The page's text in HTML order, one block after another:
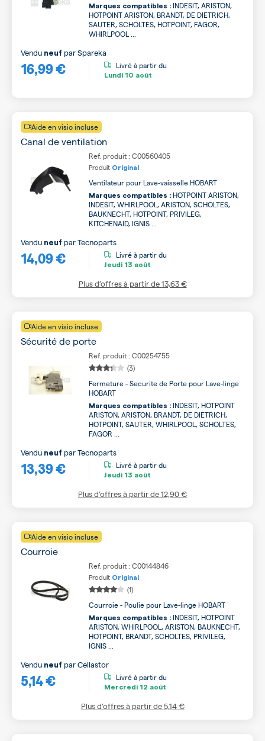
Marques compatibles : INDESIT, ARISTON,
HOTPOINT ARISTON, BRANDT, DE DIETRICH,
SAUTER, SCHOLTES, HOTPOINT, FAGOR,
WHIRLPOOL ...
16,99 €
Vendu neuf parSpareka
Livré à partir du
Lundi 10 août
Aide en visio incluse
Canal de ventilation
Ref. produit : C00560405
Produit Original
Ventilateur pour Lave-vaisselle HOBART
Marques compatibles : HOTPOINT ARISTON,
INDESIT, WHIRLPOOL, ARISTON, SCHOLTES,
BAUKNECHT, HOTPOINT, PRIVILEG,
KITCHENAID, IGNIS ...
14,09 €
Vendu neuf parTecnoparts
Livré à partir du
Jeudi 13 août
Plus d’offres à partir de13,63 €
Aide en visio incluse
Sécurité de porte
Ref. produit : C00254755
(3)
Fermeture - Securite de Porte pour Lave-linge
HOBART
Marques compatibles : INDESIT, HOTPOINT
ARISTON, ARISTON, BRANDT, DE DIETRICH,
HOTPOINT, SAUTER, WHIRLPOOL, SCHOLTES,
FAGOR ...
13,39 €
Vendu neuf parTecnoparts
Livré à partir du
Jeudi 13 août
Plus d’offres à partir de12,90 €
Aide en visio incluse
Courroie
Ref. produit : C00144846
Produit Original
(1)
Courroie - Poulie pour Lave-linge HOBART
Marques compatibles : INDESIT, HOTPOINT
ARISTON, WHIRLPOOL, ARISTON, BAUKNECHT,
HOTPOINT, BRANDT, SCHOLTES, PRIVILEG,
IGNIS ...
5,14 €
Vendu neuf parCellastor
Livré à partir du
Mercredi 12 août
Plus d’offres à partir de5,14 €